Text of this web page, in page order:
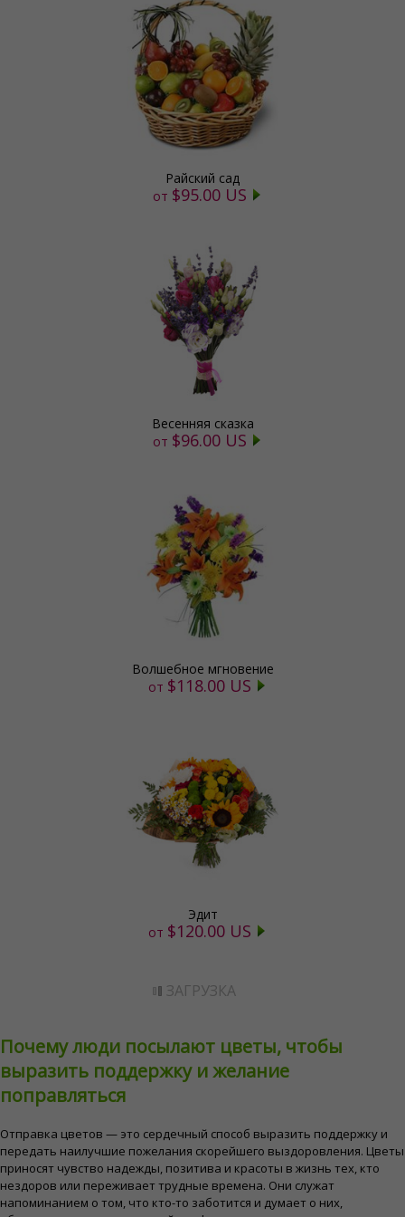
Райский сад
от $95.00 US
Весенняя сказка
от $96.00 US
Волшебное мгновение
от $118.00 US
Эдит
от $120.00 US
ЗАГРУЗКА
Почему люди посылают цветы, чтобы
выразить поддержку и желание
поправляться
Отправка цветов — это сердечный способ выразить поддержку и
передать наилучшие пожелания скорейшего выздоровления. Цветы
приносят чувство надежды, позитива и красоты в жизнь тех, кто
нездоров или переживает трудные времена. Они служат
напоминанием о том, что кто-то заботится и думает о них,